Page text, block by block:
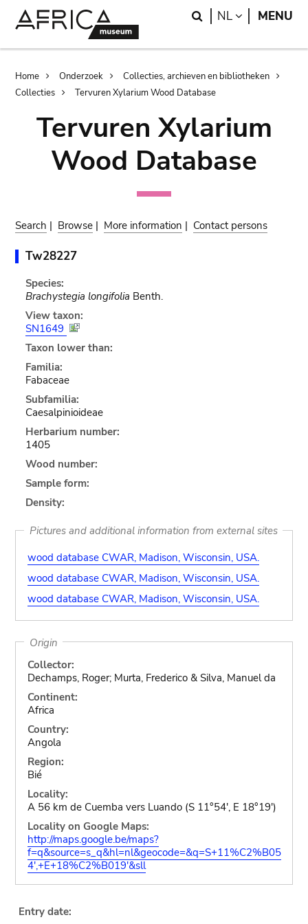
Search
NL LANGUAGE
MENU
Breadcrumb
Home Onderzoek
Collecties, archieven en bibliotheken
Collecties
Tervuren Xylarium Wood Database
Tervuren Xylarium
Wood Database
Search | Browse | More information | Contact persons
Tw28227
Species:
Brachystegia longifolia Benth.
View taxon:
SN1649
Taxon lower than:
Familia:
Fabaceae
Subfamilia:
Caesalpinioideae
Herbarium number:
1405
Wood number:
Sample form:
Density:
Pictures and additional information from external sites
wood database CWAR, Madison, Wisconsin, USA.
wood database CWAR, Madison, Wisconsin, USA.
wood database CWAR, Madison, Wisconsin, USA.
Origin
Collector:
Dechamps, Roger; Murta, Frederico & Silva, Manuel da
Continent:
Africa
Country:
Angola
Region:
Bié
Locality:
A 56 km de Cuemba vers Luando (S 11°54', E 18°19')
Locality on Google Maps:
http://maps.google.be/maps?
f=q&source=s_q&hl=nl&geocode=&q=S+11%C2%B05
4',+E+18%C2%B019'&sll
Entry date: